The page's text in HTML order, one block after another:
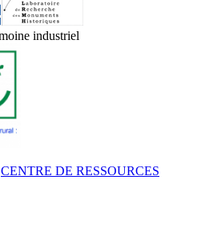
CENTRE DE RESSOURCES